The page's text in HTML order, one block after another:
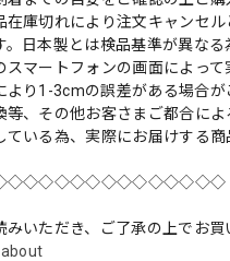
在庫切れにより注文キャンセ
日本製とは検品基準が異な
マートフォンの画面によって
り1-3cmの誤差がある場合が
、その他お客さまご都合によ
いる為、実際にお届けする商
いただき、ご了承の上でお買